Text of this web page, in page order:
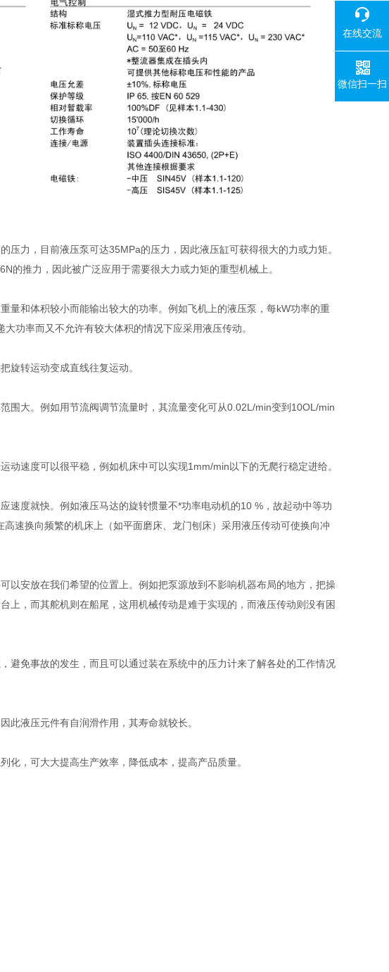
力，目前液压泵可达35MPa的压力，因此液压缸可获得很大的力或力矩。
的推力，因此被广泛应用于需要很大力或力矩的重型机械上。
量和体积较小而能输出较大的功率。例如飞机上的液压泵，每kW功率的重
功率而又不允许有较大体积的情况下应采用液压传动。
旋转运动变成直线往复运动。
围大。例如用节流阀调节流量时，其流量变化可从0.02L/min变到10OL/min
速度可以很平稳，例如机床中可以实现1mm/min以下的无爬行稳定进给。
速度就快。例如液压马达的旋转惯量不*功率电动机的10 %，故起动中等功
速换向频繁的机床上（如平面磨床、龙门刨床）采用液压传动可使换向冲
以安放在我们希望的位置上。例如把泵源放到不影响机器布局的地方，把操
上，而其舵机则在船尾，这用机械传动是难于实现的，而液压传动则没有困
避免事故的发生，而且可以通过装在系统中的压力计来了解各处的工作情况
此液压元件有自润滑作用，其寿命就较长。
，可大大提高生产效率，降低成本，提高产品质量。
在线交流
微信扫一扫